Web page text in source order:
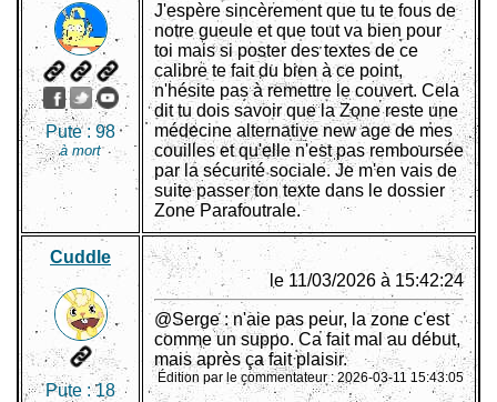
Pute : 98
à mort
J'espère sincèrement que tu te fous de
notre gueule et que tout va bien pour
toi mais si poster des textes de ce
calibre te fait du bien à ce point,
n'hésite pas à remettre le couvert. Cela
dit tu dois savoir que la Zone reste une
médecine alternative new age de mes
couilles et qu'elle n'est pas remboursée
par la sécurité sociale. Je m'en vais de
suite passer ton texte dans le dossier
Zone Parafoutrale.
Cuddle
Pute :18
le 11/03/2026 à 15:42:24
@Serge : n'aie pas peur, la zone c'est
comme un suppo. Ca fait mal au début,
mais après ça fait plaisir.
Édition par le commentateur : 2026-03-11 15:43:05